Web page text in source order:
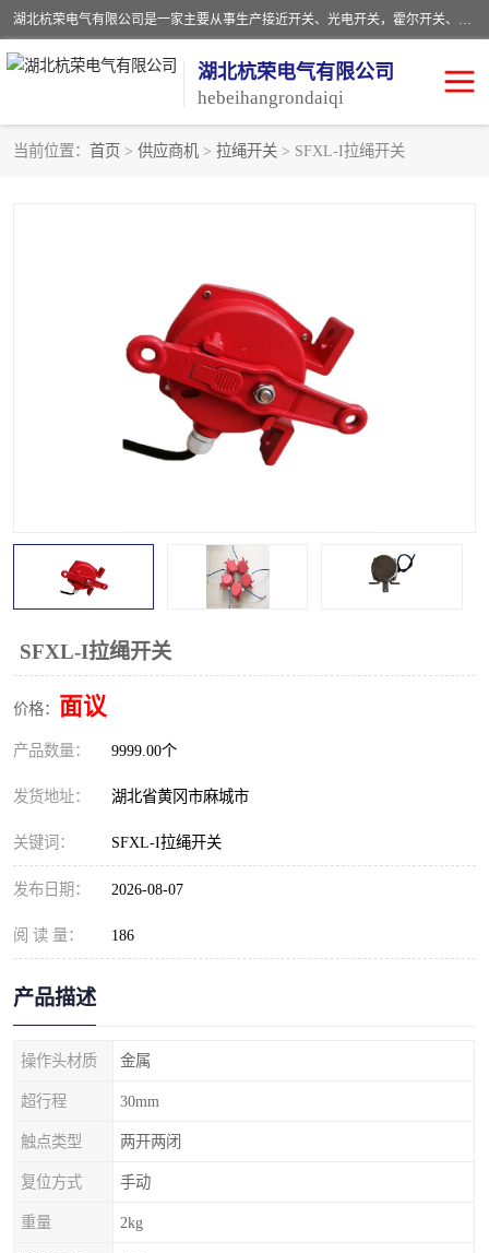
湖北杭荣电气有限公司是一家主要从事生产接近开关、光电开关，霍尔开关、两级跑偏开关、双向拉绳开关、速度监测器、皮带打滑开关、阻旋式料位开关、皮带纵向撕裂开关、溜槽堵塞开关、声光报警器、矿用磁性井筒开关等，主营行业：电气设备、仪器仪表制造, 高低压电器，成套电气设备，矿用防爆机电设备，皮带机综合保护系统，防爆电器，传感器，工矿配件，电器配件，自动化工业机器人的研发，制造，加工销售。
湖北杭荣电气有限公司
hebeihangrondaiqi
当前位置： 首页 > 供应商机 > 拉绳开关 > SFXL-I拉绳开关
SFXL-I拉绳开关
价格： 面议
产品数量： 9999.00个
发货地址： 湖北省黄冈市麻城市
关键词： SFXL-I拉绳开关
发布日期： 2026-08-07
阅 读 量： 186
产品描述
操作头材质 金属
超行程 30mm
触点类型 两开两闭
复位方式 手动
重量 2kg
声光报警器
滑线指示灯
光电开关
拉绳开关
撕裂开关 倾斜开关
限位开关 速度检测器
速度传感器